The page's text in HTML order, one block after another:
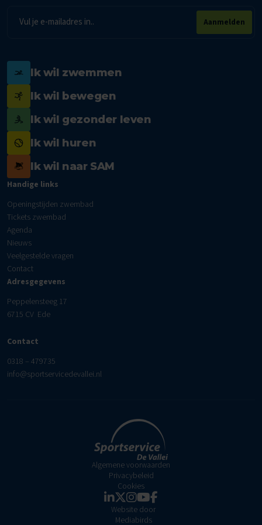
mailadres
Aanmelden
Ik wil zwemmen
Ik wil bewegen
Ik wil gezonder leven
Ik wil huren
Ik wil naar SAM
Handige links
Openingstijden zwembad
Tickets zwembad
Agenda
Nieuws
Veelgestelde vragen
Contact
Adresgegevens
Peppelensteeg 17
6715 CV Ede
Contact
0318 – 479735
info@sportservicedevallei.nl
Algemene voorwaarden
Privacybeleid
Cookies
Website door
Mediabirds